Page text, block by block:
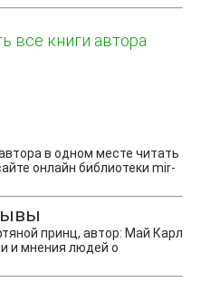
все книги автора
в одном месте читать
онлайн библиотеки mir-
принц, автор: Май Карл
и мнения людей о